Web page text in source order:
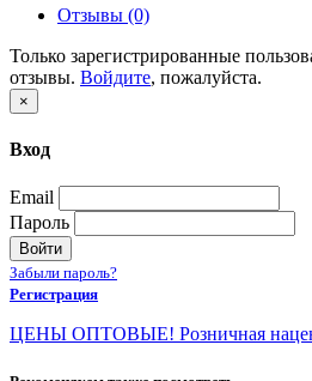
Отзывы (0)
Только зарегистрированные
отзывы. Войдите, пожалуйста.
×
Вход
Email
Пароль
Войти
Забыли пароль?
Регистрация
ЦЕНЫ ОПТОВЫЕ! Розничная